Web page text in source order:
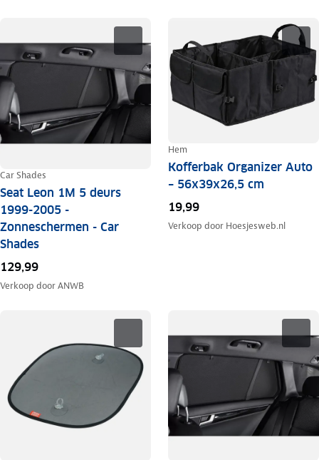
Car Shades
Seat Leon 1M 5 deurs
1999-2005 -
Zonneschermen - Car
Shades
129,99
Verkoop doorANWB
Hem
Kofferbak Organizer Auto
– 56x39x26,5 cm
19,99
Verkoop door Hoesjesweb.nl